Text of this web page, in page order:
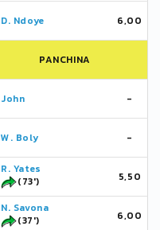
D. Ndoye 6,00
PANCHINA
John -
W. Boly -
R. Yates
(73')
5,50
N. Savona
(37')
6,00